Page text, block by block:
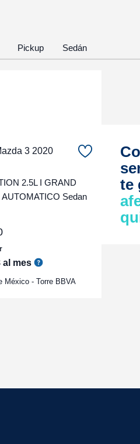
Pickup Sedán
3 2020
2.5L I GRAND
Sedan
al mes
México - Torre BBVA
te